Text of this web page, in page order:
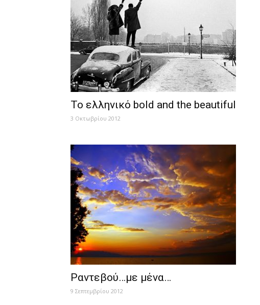
Το ελληνικό bold and the beautiful
3 Οκτωβρίου 2012
Ραντεβού…με μένα…
9 Σεπτεμβρίου 2012